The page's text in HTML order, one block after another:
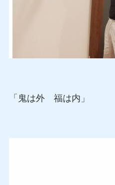
「鬼は外 福は内」